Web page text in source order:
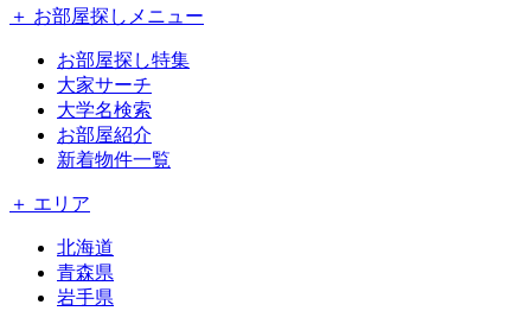
＋ お部屋探しメニュー
お部屋探し特集
大家サーチ
大学名検索
お部屋紹介
新着物件一覧
＋ エリア
北海道
青森県
岩手県